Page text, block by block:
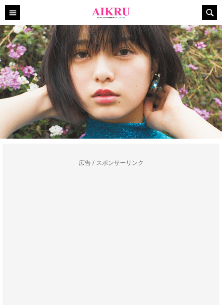
広告 / スポンサーリンク